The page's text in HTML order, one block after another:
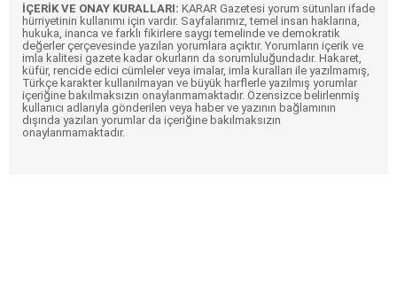
İÇERİK VE ONAY KURALLARI: KARAR Gazetesi yorum sütunları ifade
hürriyetinin kullanımı için vardır. Sayfalarımız, temel insan haklarına,
hukuka, inanca ve farklı fikirlere saygı temelinde ve demokratik
değerler çerçevesinde yazılan yorumlara açıktır. Yorumların içerik ve
imla kalitesi gazete kadar okurların da sorumluluğundadır. Hakaret,
küfür, rencide edici cümleler veya imalar, imla kuralları ile yazılmamış,
Türkçe karakter kullanılmayan ve büyük harflerle yazılmış yorumlar
içeriğine bakılmaksızın onaylanmamaktadır. Özensizce belirlenmiş
kullanıcı adlarıyla gönderilen veya haber ve yazının bağlamının
dışında yazılan yorumlar da içeriğine bakılmaksızın
onaylanmamaktadır.